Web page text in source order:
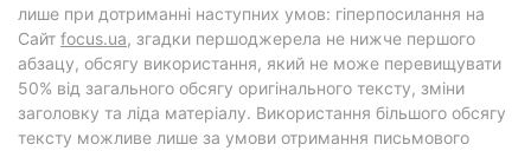
лише при дотриманні наступних умов: гіперпосилання на
Cайт focus.ua, згадки першоджерела не нижче першого
абзацу, обсягу використання, який не може перевищувати
50% від загального обсягу оригінального тексту, зміни
заголовку та ліда матеріалу. Використання більшого обсягу
тексту можливе лише за умови отримання письмового